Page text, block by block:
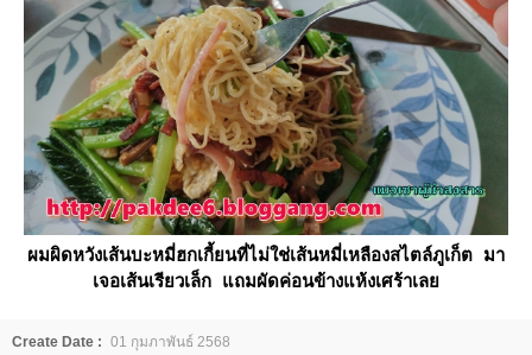
ผมผิดหวังเส้นบะหมี่ฮกเกี้ยนที่ไม่ใช่เส้นหมี่เหลืองสไตล์ภูเก็ต มา
เจอเส้นเรียวเล็ก แถมผัดค่อนข้างแห้งเศร้าเล
Create Date : 01 กุมภาพันธ์ 2568